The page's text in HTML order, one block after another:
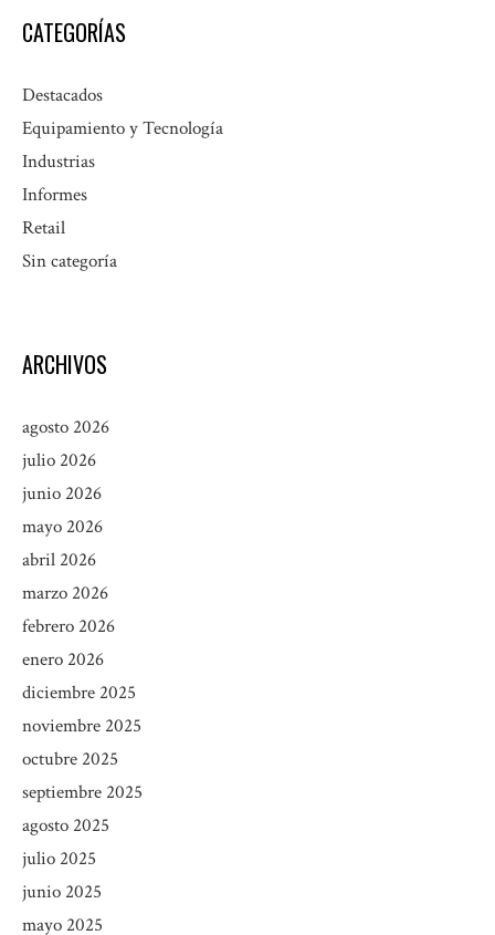
CATEGORÍAS
Destacados
Equipamiento y Tecnología
Industrias
Informes
Retail
Sin categoría
ARCHIVOS
agosto 2026
julio 2026
junio 2026
mayo 2026
abril 2026
marzo 2026
febrero 2026
enero 2026
diciembre 2025
noviembre 2025
octubre 2025
septiembre 2025
agosto 2025
julio 2025
junio 2025
mayo 2025